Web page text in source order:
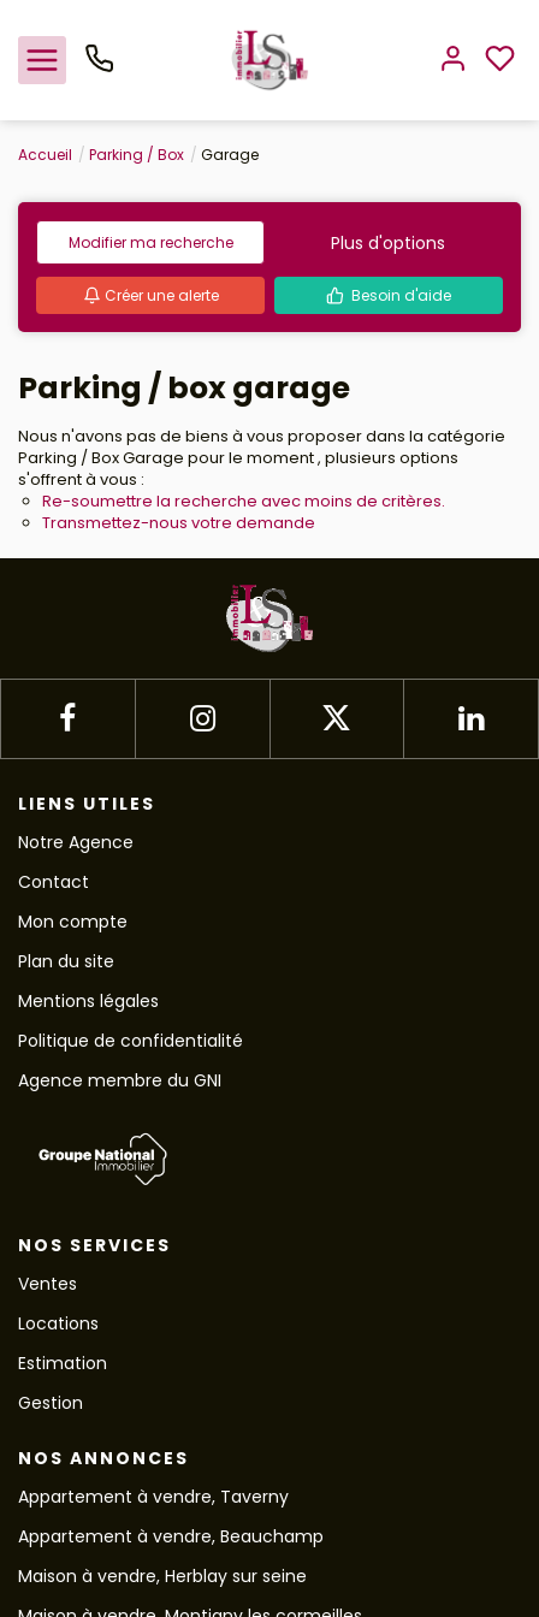
Estimation
L'agence
Rejoindre le groupement
Accueil Parking / Box Garage
Modifier ma recherche Plus d'options
Créer une alerte Besoin d'aide
Parking / box garage
Nous n'avons pas de biens à vous proposer dans la catégorie
Parking / Box Garage pour le moment , plusieurs options
s'offrent à vous :
Re-soumettre la recherche avec moins de critères.
Transmettez-nous votre demande
LIENS UTILES
Notre Agence
Contact
Mon compte
Plan du site
Mentions légales
Politique de confidentialité
Agence membre du GNI
NOS SERVICES
Ventes
Locations
Estimation
Gestion
NOS ANNONCES
Appartement à vendre, Taverny
Appartement à vendre, Beauchamp
Maison à vendre, Herblay sur seine